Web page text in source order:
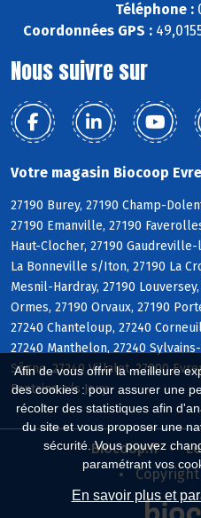
Afin de vous offrir la meilleure
des cookies : pour assurer une
récolter des statistiques afin
du site et vous proposer une
sécurité. Vous pouvez
paramétrant vos
En savoir plus et
Téléphone :
Coordonnées GPS :
Nous suivre sur
Votre magasin Biocoop
27190 Burey, 27190 Champ-
27190 Emanville, 27190
Haut-Clocher, 27190
La Bonneville s/Iton, 27190 La
Mesnil-Hardray, 27190
Ormes, 27190 Orvaux, 27190
27240 Chanteloup, 27240
27240 Manthelon, 27240
Sôgne, 27240 Villalet, 27000
Fontaine s/s Jouy
Biocoop.fr
Copyright